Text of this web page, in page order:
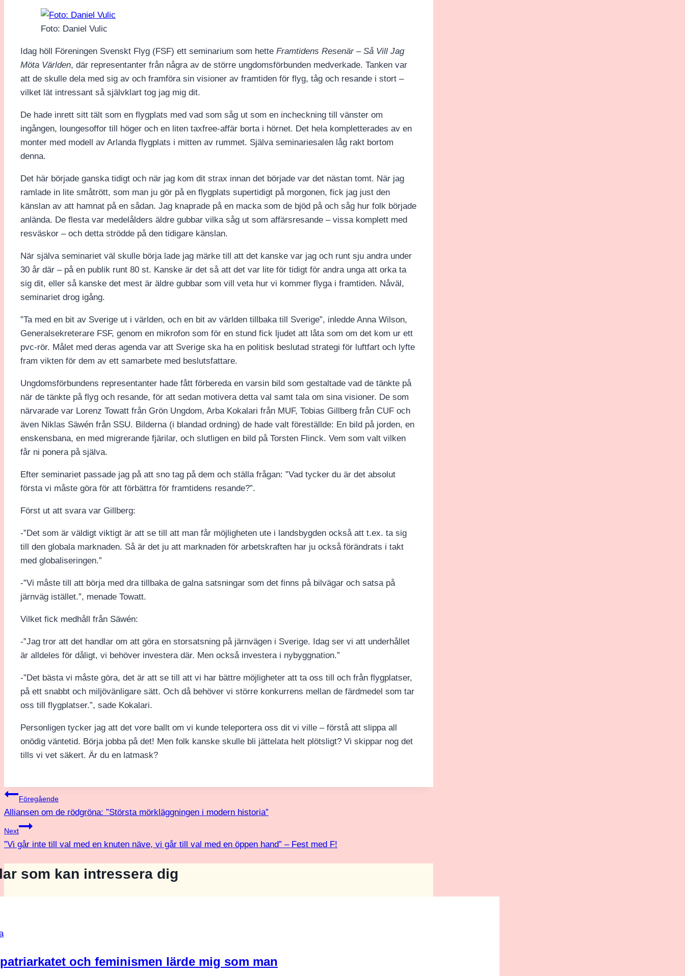
Foto: Daniel Vulic
Idag höll Föreningen Svenskt Flyg (FSF) ett seminarium som hette Framtidens Resenär – Så Vill Jag
Möta Världen, där representanter från några av de större ungdomsförbunden medverkade. Tanken var
att de skulle dela med sig av och framföra sin visioner av framtiden för flyg, tåg och resande i stort –
vilket lät intressant så självklart tog jag mig dit.
De hade inrett sitt tält som en flygplats med vad som såg ut som en incheckning till vänster om
ingången, loungesoffor till höger och en liten taxfree-affär borta i hörnet. Det hela kompletterades av en
monter med modell av Arlanda flygplats i mitten av rummet. Själva seminariesalen låg rakt bortom
denna.
Det här började ganska tidigt och när jag kom dit strax innan det började var det nästan tomt. När jag
ramlade in lite småtrött, som man ju gör på en flygplats supertidigt på morgonen, fick jag just den
känslan av att hamnat på en sådan. Jag knaprade på en macka som de bjöd på och såg hur folk började
anlända. De flesta var medelålders äldre gubbar vilka såg ut som affärsresande – vissa komplett med
resväskor – och detta strödde på den tidigare känslan.
När själva seminariet väl skulle börja lade jag märke till att det kanske var jag och runt sju andra under
30 år där – på en publik runt 80 st. Kanske är det så att det var lite för tidigt för andra unga att orka ta
sig dit, eller så kanske det mest är äldre gubbar som vill veta hur vi kommer flyga i framtiden. Nåväl,
seminariet drog igång.
”Ta med en bit av Sverige ut i världen, och en bit av världen tillbaka till Sverige”, inledde Anna Wilson,
Generalsekreterare FSF, genom en mikrofon som för en stund fick ljudet att låta som om det kom ur ett
pvc-rör. Målet med deras agenda var att Sverige ska ha en politisk beslutad strategi för luftfart och lyfte
fram vikten för dem av ett samarbete med beslutsfattare.
Ungdomsförbundens representanter hade fått förbereda en varsin bild som gestaltade vad de tänkte på
när de tänkte på flyg och resande, för att sedan motivera detta val samt tala om sina visioner. De som
närvarade var Lorenz Towatt från Grön Ungdom, Arba Kokalari från MUF, Tobias Gillberg från CUF och
även Niklas Säwén från SSU. Bilderna (i blandad ordning) de hade valt föreställde: En bild på jorden, en
enskensbana, en med migrerande fjärilar, och slutligen en bild på Torsten Flinck. Vem som valt vilken
får ni ponera på själva.
Efter seminariet passade jag på att sno tag på dem och ställa frågan: ”Vad tycker du är det absolut
första vi måste göra för att förbättra för framtidens resande?”.
Först ut att svara var Gillberg:
-”Det som är väldigt viktigt är att se till att man får möjligheten ute i landsbygden också att t.ex. ta sig
till den globala marknaden. Så är det ju att marknaden för arbetskraften har ju också förändrats i takt
med globaliseringen.”
-”Vi måste till att börja med dra tillbaka de galna satsningar som det finns på bilvägar och satsa på
järnväg istället.”, menade Towatt.
Vilket fick medhåll från Säwén:
-”Jag tror att det handlar om att göra en storsatsning på järnvägen i Sverige. Idag ser vi att underhållet
är alldeles för dåligt, vi behöver investera där. Men också investera i nybyggnation.”
-”Det bästa vi måste göra, det är att se till att vi har bättre möjligheter att ta oss till och från flygplatser,
på ett snabbt och miljövänligare sätt. Och då behöver vi större konkurrens mellan de färdmedel som tar
oss till flygplatser.”, sade Kokalari.
Personligen tycker jag att det vore ballt om vi kunde teleportera oss dit vi ville – förstå att slippa all
onödig väntetid. Börja jobba på det! Men folk kanske skulle bli jättelata helt plötsligt? Vi skippar nog det
tills vi vet säkert. Är du en latmask?
Inläggsnavigering
Föregående
Alliansen om de rödgröna: ”Största mörkläggningen i modern historia”
Next
”Vi går inte till val med en knuten näve, vi går till val med en öppen hand” – Fest med F!
som kan intressera dig
och feminismen lärde mig som man